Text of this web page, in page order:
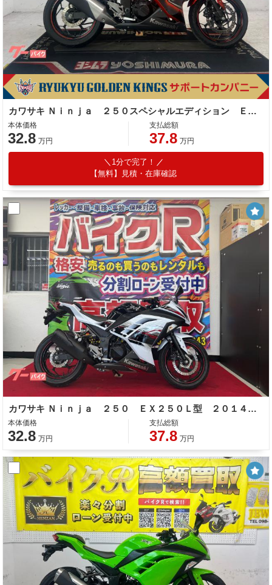
カワサキ Ｎｉｎｊａ ２５０スペシャルエディション ＥＸ２５０Ｌ型 ２０１４年モデル 社外スマホホルダー 社外スクリーン エンブレム
本体価格
32.8 万円
支払総額
37.8 万円
1分で完了！
【無料】見積・在庫確認
カワサキ Ｎｉｎｊａ ２５０ ＥＸ２５０Ｌ型 ２０１４年モデル ＡＢＳ付き サイドスタンド
本体価格
32.8 万円
支払総額
37.8 万円